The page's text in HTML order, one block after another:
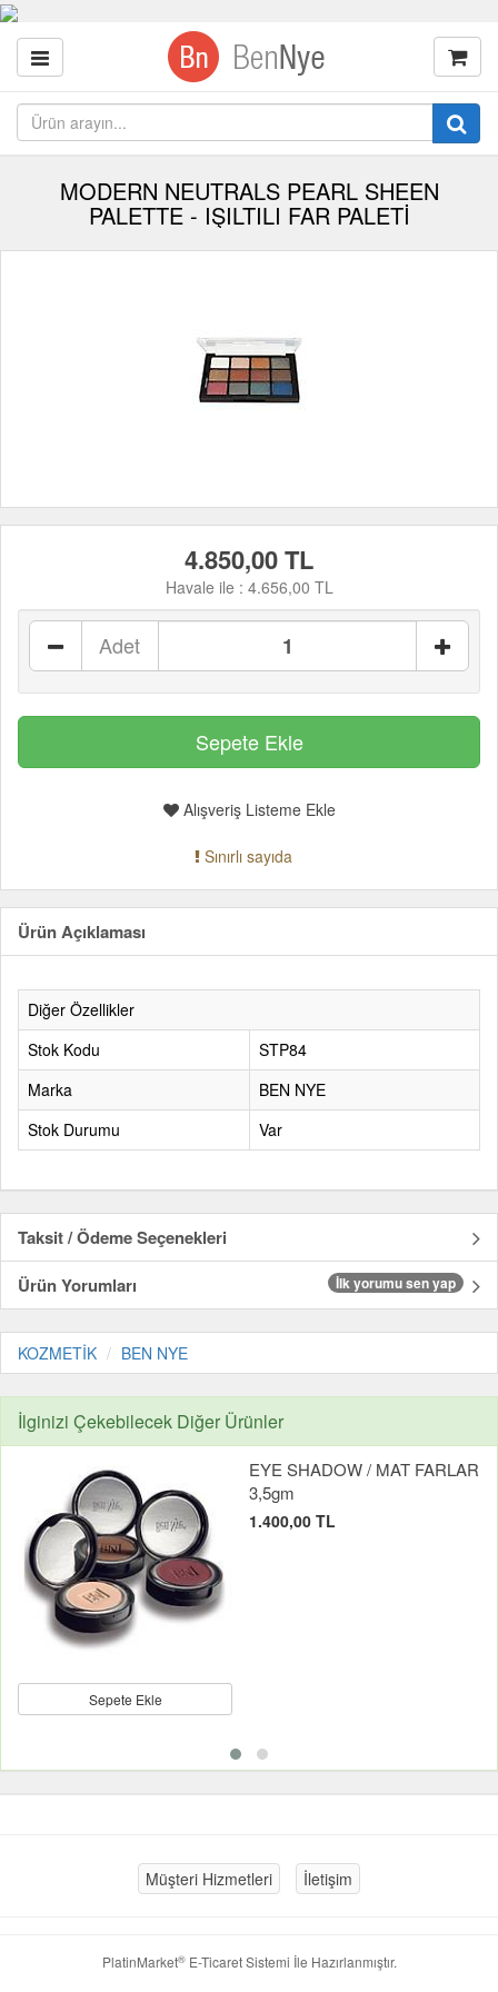
MODERN NEUTRALS PEARL SHEEN
PALETTE - IŞILTILI FAR PALETİ
4.850,00 TL
Havale ile : 4.656,00 TL
Adet
Alışveriş Listeme Ekle
Sınırlı sayıda
Ürün Açıklaması
Diğer Özellikler
Stok Kodu
STP84
Marka
BEN NYE
Stok Durumu
Var
Taksit / Ödeme Seçenekleri
Ürün Yorumları
İlk yorumu sen yap
KOZMETİK BEN NYE
İlginizi Çekebilecek Diğer Ürünler
Sepete Ekle
EYE SHADOW / MAT FARLAR
3,5gm
1.400,00 TL
Müşteri Hizmetleri İletişim
PlatinMarket®E-Ticaret Sistemi İle Hazırlanmıştır.